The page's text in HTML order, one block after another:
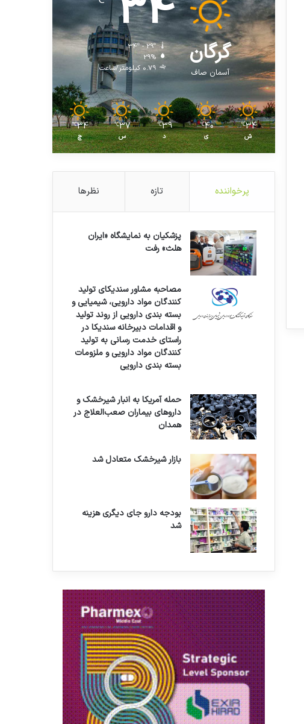
گرگان
آسمان صاف
34º - 29º
29%
0.79 کیلومتر/ساعت
34
℃
ش
40
℃
ی
39
℃
د
37
℃
س
34
℃
چ
پرخواننده تازه نظرها
پزشکیان به نمایشگاه «ایران
هلث» رفت
مصاحبه مشاور سندیکای تولید
کنندگان مواد دارویی، شیمیایی و
بسته بندی دارویی از روند تولید
و اقدامات دبیرخانه سندیکا در
راستای خدمت رسانی به تولید
کنندگان مواد دارویی و ملزومات
بسته بندی دارویی
حمله آمریکا به انبار شیرخشک و
داروهای بیماران صعب‌العلاج در
همدان
بازار شیرخشک متعادل شد
بودجه دارو جای دیگری هزینه
شد